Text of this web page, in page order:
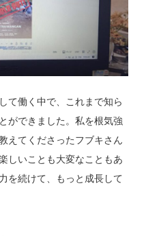
て働く中で、これまで知ら
ができました。私を根気強
えてくださったフブキさん
しいことも大変なこともあ
を続けて、もっと成長して